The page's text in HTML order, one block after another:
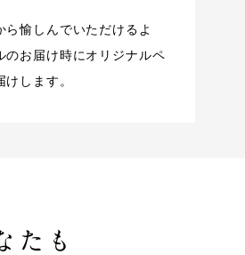
ら愉しんでいただけるよ
のお届け時にオリジナルペ
します。
たも